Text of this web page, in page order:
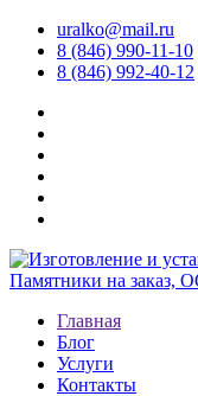
uralko@mail.ru
8 (846) 990-11-10
8 (846) 992-40-12
Главная
Блог
Услуги
Контакты